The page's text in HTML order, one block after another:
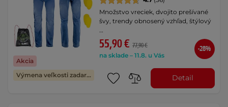
Akcia
Výmena veľkosti zadarmo
Množstvo vreciek, dvojito prešívané
švy, trendy obnosený vzhľad, štýlový
55,90 € 77,90 €
na sklade – 11.8. u Vás
-28%
Detail